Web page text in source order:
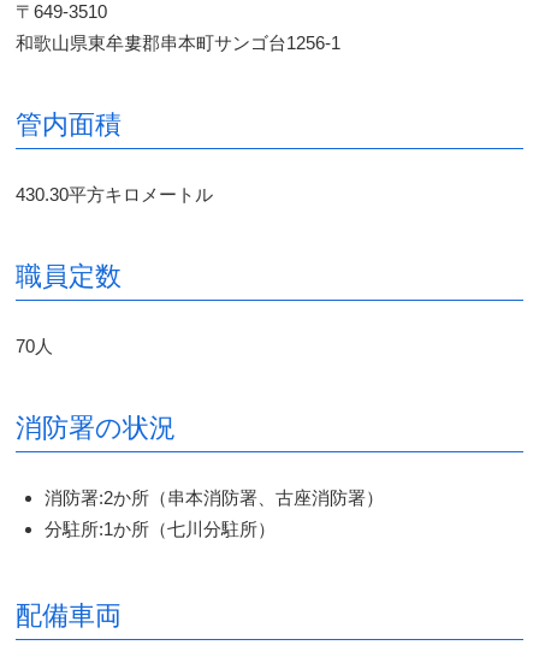
〒649-3510
和歌山県東牟婁郡串本町サンゴ台1256-1
管内面積
430.30平方キロメートル
職員定数
70人
消防署の状況
消防署:2か所（串本消防署、古座消防署）
分駐所:1か所（七川分駐所）
配備車両